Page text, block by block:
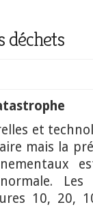
déchets
et
mais la
Les
10, 20,